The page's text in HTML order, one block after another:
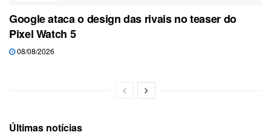
Google ataca o design das rivais no teaser do
Pixel Watch 5
08/08/2026
Últimas notícias